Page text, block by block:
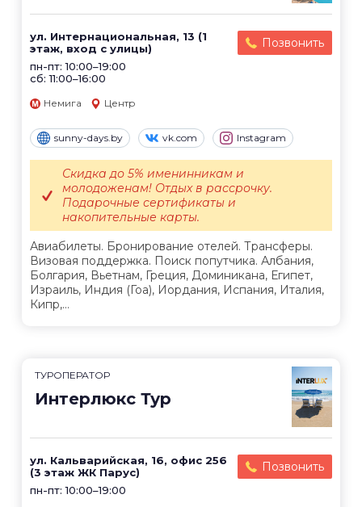
ул. Интернациональная, 13 (1
этаж, вход с улицы)
пн-пт: 10:00–19:00
сб: 11:00–16:00
Позвонить
Немига Центр
sunny-days.by vk.com Instagram
Авиабилеты. Бронирование отелей. Трансферы.
Визовая поддержка. Поиск попутчика. Албания,
Болгария, Вьетнам, Греция, Доминикана, Египет,
Израиль, Индия (Гоа), Иордания, Испания, Италия,
Кипр,...
Скидка до 5% именинникам и
молодоженам! Отдых в рассрочку.
Подарочные сертификаты и
накопительные карты.
ТУРОПЕРАТОР
Интерлюкс Тур
ул. Кальварийская, 16, офис 256
(3 этаж ЖК Парус)
пн-пт: 10:00–19:00
Позвонить